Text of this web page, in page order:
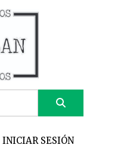
INICIAR SESIÓN